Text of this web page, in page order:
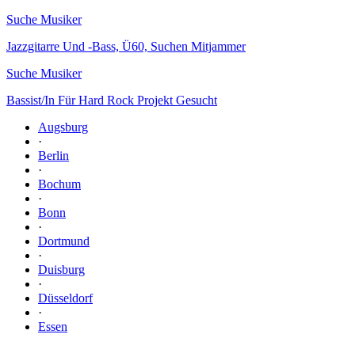
Suche Musiker
Jazzgitarre Und -Bass, Ü60, Suchen Mitjammer
Suche Musiker
Bassist/In Für Hard Rock Projekt Gesucht
Augsburg
·
Berlin
·
Bochum
·
Bonn
·
Dortmund
·
Duisburg
·
Düsseldorf
·
Essen